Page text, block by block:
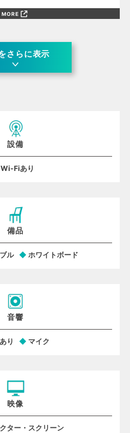
MORE
さらに表示
設備
Wi-Fiあり
備品
ル ホワイトボード
音響
り マイク
映像
ター・スクリーン